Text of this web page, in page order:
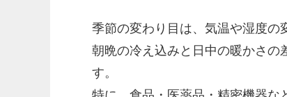
季節の変わり目は、気温や湿度の
朝晩の冷え込みと日中の暖かさの
す。